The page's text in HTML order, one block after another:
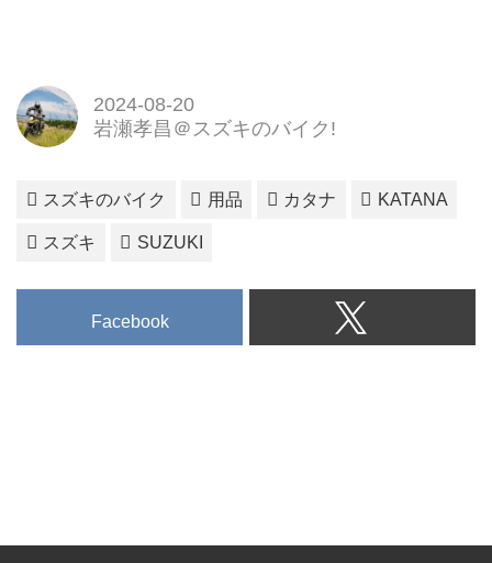
2024-08-20
岩瀬孝昌＠スズキのバイク!
スズキのバイク 用品 カタナ KATANA
スズキ SUZUKI
Facebook